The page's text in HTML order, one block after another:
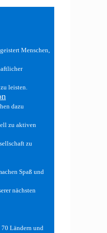
Menschen,
leisten.
dazu
zu aktiven
zu
Spaß und
nächsten
Ländern und